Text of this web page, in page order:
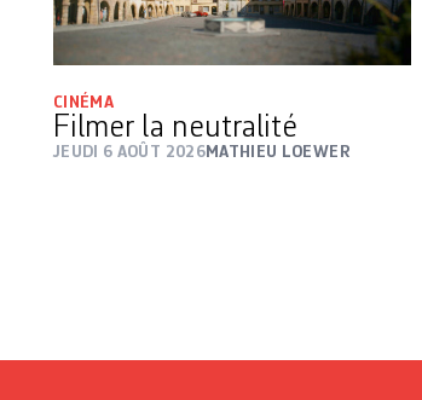
CINÉMA
Filmer la neutralité
JEUDI 6 AOÛT 2026MATHIEU LOEWER